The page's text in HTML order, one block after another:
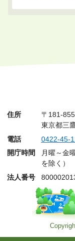
住所
〒181-
東京都三
電話
0422-45-
開庁時間
月曜～金
を除く）
法人番号